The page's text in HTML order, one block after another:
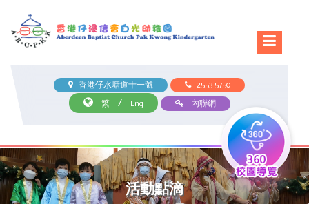
香港仔水塘道十一號
2553 5750
繁
/ Eng 內聯網
活動點滴